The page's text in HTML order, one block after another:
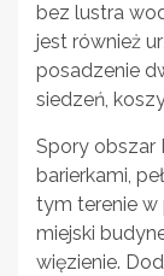
bez lustra
jest również
posadzenie
siedzeń,
Spory obszar
barierkami,
tym terenie w
miejski
więzienie.